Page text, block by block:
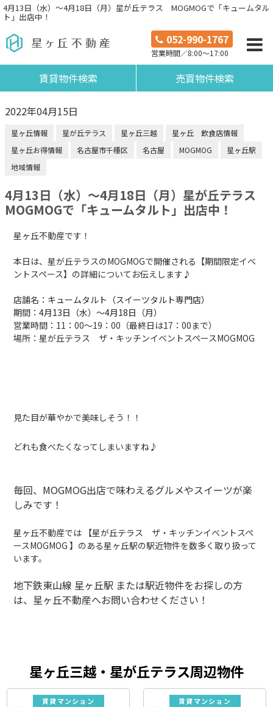
4月13日（水）〜4月18日（月）星が丘テラス MOGMOGで「キュームタル
ト」出店中！
052-990-1767
営業時間／8:00～17:00
賃貸物件検索 売買物件検索
2022年04月15日
星ヶ丘情報 星が丘テラス 星ヶ丘三越
星ヶ丘 飲食店情報
星ヶ丘お得情報
名古屋市千種区 名古屋 MOGMOG
星ヶ丘駅
地域情報
4月13日（水）〜4月18日（月）星が丘テラス
MOGMOGで「キュームタルト」出店中！
星ヶ丘不動産です！
本日は、星が丘テラスのMOGMOGで開催される【期間限定イベ
ントスペース】の詳細についてお伝えします♪
店舗名： キュームタルト（スイーツタルト専門店）
期間：4月13日（水）〜4月18日（月）
営業時間：11：00〜19：00（最終日は17：00まで）
場所：星が丘テラス ザ・キッチンイベントスペースMOGMOG
見た目が華やかで美味しそう！！
どれも食べたくなってしまいますね♪
毎回、MOGMOG出店で味わえるグルメやスイーツが楽
しみです！
星ヶ丘不動産では 【星が丘テラス ザ・キッチンイベントスペ
ースMOGMOG 】のある星ヶ丘駅の駅近物件を数多く取り扱って
います。
地下鉄東山線 星ヶ丘駅 または駅近物件をお探しの方
は、星ヶ丘不動産へお問い合わせください！
星ヶ丘三越・星が丘テラス周辺物件
賃貸マンション 賃貸マンション